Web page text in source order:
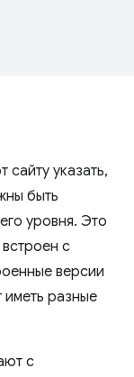
сайту указать,
быть
уровня. Это
с
версии
иметь разные
с